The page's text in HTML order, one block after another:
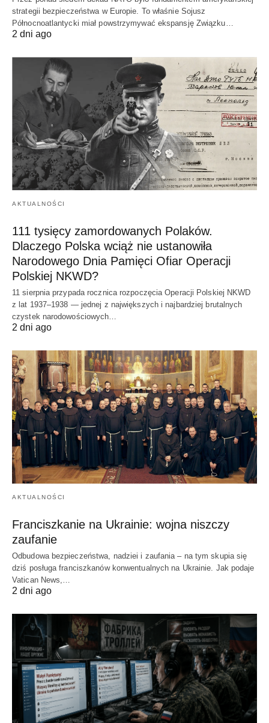
strategii bezpieczeństwa w Europie. To właśnie Sojusz
Północnoatlantycki miał powstrzymywać ekspansję Związku…
2 dni ago
AKTUALNOŚCI
111 tysięcy zamordowanych Polaków.
Dlaczego Polska wciąż nie ustanowiła
Narodowego Dnia Pamięci Ofiar Operacji
Polskiej NKWD?
11 sierpnia przypada rocznica rozpoczęcia Operacji Polskiej NKWD
z lat 1937–1938 — jednej z największych i najbardziej brutalnych
czystek narodowościowych…
2 dni ago
AKTUALNOŚCI
Franciszkanie na Ukrainie: wojna niszczy
zaufanie
Odbudowa bezpieczeństwa, nadziei i zaufania – na tym skupia się
dziś posługa franciszkanów konwentualnych na Ukrainie. Jak podaje
Vatican News,…
2 dni ago